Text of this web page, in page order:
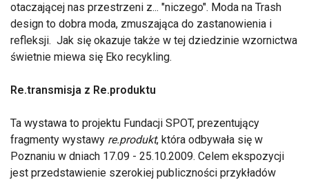
otaczającej nas przestrzeni z... "niczego". Moda na Trash
design to dobra moda, zmuszająca do zastanowienia i
refleksji. Jak się okazuje także w tej dziedzinie wzornictwa
świetnie miewa się Eko recykling.
Re.transmisja z Re.produktu
Ta wystawa to projektu Fundacji SPOT, prezentujący
fragmenty wystawy re.produkt, która odbywała się w
Poznaniu w dniach 17.09 - 25.10.2009. Celem ekspozycji
jest przedstawienie szerokiej publiczności przykładów